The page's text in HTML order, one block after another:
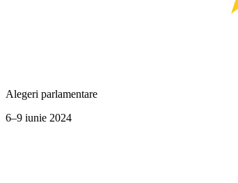
Alegeri parlamentare
6–9 iunie 2024